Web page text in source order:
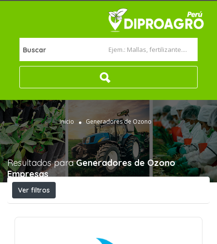
Buscar
Inicio Generadores de Ozono
Resultados paraGeneradores de Ozono
Empresas
Ver filtros